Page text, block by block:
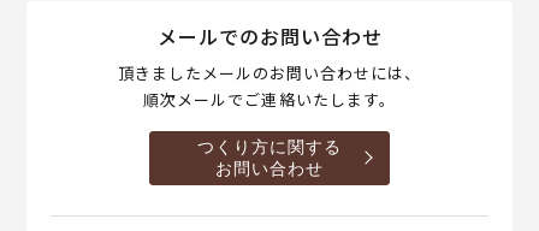
メールでのお問い合わせ
頂きましたメールのお問い合わせには、
順次メールでご連絡いたします。
つくり方に関する
お問い合わせ